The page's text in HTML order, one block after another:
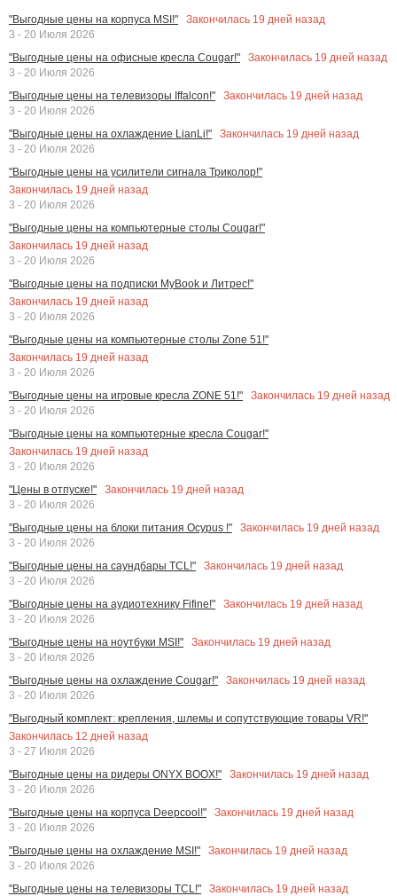
"Выгодные цены на корпуса MSI!"
Закончилась 19 дней назад
3 - 20 Июля 2026
"Выгодные цены на офисные кресла Cougar!"
Закончилась 19 дней назад
3 - 20 Июля 2026
"Выгодные цены на телевизоры Iffalcon!"
Закончилась 19 дней назад
3 - 20 Июля 2026
"Выгодные цены на охлаждение LianLi!"
Закончилась 19 дней назад
3 - 20 Июля 2026
"Выгодные цены на усилители сигнала Триколор!"
Закончилась 19 дней назад
3 - 20 Июля 2026
"Выгодные цены на компьютерные столы Cougar!"
Закончилась 19 дней назад
3 - 20 Июля 2026
"Выгодные цены на подписки MyBook и Литрес!"
Закончилась 19 дней назад
3 - 20 Июля 2026
"Выгодные цены на компьютерные столы Zone 51!"
Закончилась 19 дней назад
3 - 20 Июля 2026
"Выгодные цены на игровые кресла ZONE 51!"
Закончилась 19 дней назад
3 - 20 Июля 2026
"Выгодные цены на компьютерные кресла Cougar!"
Закончилась 19 дней назад
3 - 20 Июля 2026
"Цены в отпуске!"
Закончилась 19 дней назад
3 - 20 Июля 2026
"Выгодные цены на блоки питания Ocypus !"
Закончилась 19 дней назад
3 - 20 Июля 2026
"Выгодные цены на саундбары TCL!"
Закончилась 19 дней назад
3 - 20 Июля 2026
"Выгодные цены на аудиотехнику Fifine!"
Закончилась 19 дней назад
3 - 20 Июля 2026
"Выгодные цены на ноутбуки MSI!"
Закончилась 19 дней назад
3 - 20 Июля 2026
"Выгодные цены на охлаждение Cougar!"
Закончилась 19 дней назад
3 - 20 Июля 2026
"Выгодный комплект: крепления, шлемы и сопутствующие товары VR!"
Закончилась 12 дней назад
3 - 27 Июля 2026
"Выгодные цены на ридеры ONYX BOOX!"
Закончилась 19 дней назад
3 - 20 Июля 2026
"Выгодные цены на корпуса Deepcool!"
Закончилась 19 дней назад
3 - 20 Июля 2026
"Выгодные цены на охлаждение MSI!"
Закончилась 19 дней назад
3 - 20 Июля 2026
"Выгодные цены на телевизоры TCL!"
Закончилась 19 дней назад